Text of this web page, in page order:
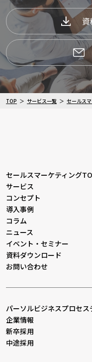
TOP サービス一覧 セールス
セールスマーケティング
サービス
コンセプト
導入事例
コラム
ニュース
イベント・セミナー
資料ダウンロード
お問い合わせ
パーソルビジネスプロセ
企業情報
新卒採用
中途採用